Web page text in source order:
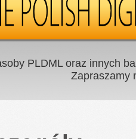
PLDML oraz innych
Zapraszamy